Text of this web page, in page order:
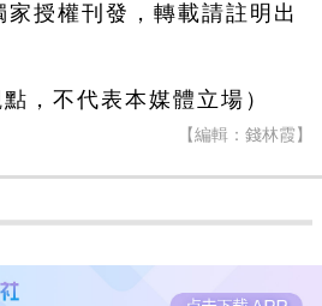
授權刊發，轉載請註明出
，不代表本媒體立場）
【編輯：錢林霞】